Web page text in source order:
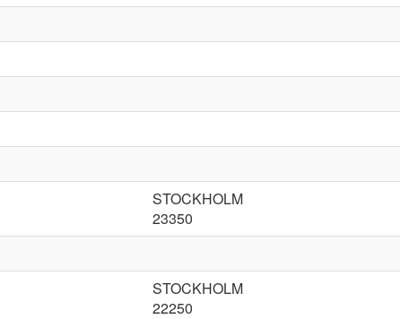
STOCKHOLM
23350
STOCKHOLM
22250